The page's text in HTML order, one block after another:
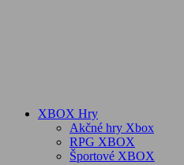
XBOX Hry
Akčné hry Xbox
RPG XBOX
Športové XBOX